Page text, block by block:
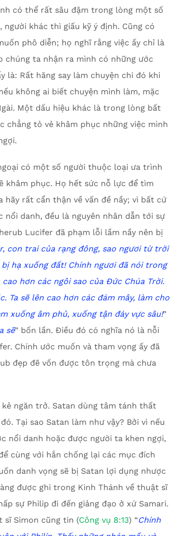
có thể rất sâu đậm trong lòng một số
khác thì giấu kỹ ý định. Cũng có
phô diễn; họ nghĩ rằng việc ấy chỉ là
chúng ta nhận ra mình có những ước
là: Rất hăng say làm chuyện chi đó khi
không ai biết chuyện mình làm, mặc
Một dấu hiệu khác là trong lòng bất
chẳng tỏ vẻ khâm phục những việc mình
có một số người thuộc loại ưa trình
khâm phục. Họ hết sức nỗ lực để tìm
hãy rất cẩn thận về vấn đề nầy; vì bất cứ
danh, đều là nguyên nhân dẫn tới sự
Lucifer đã phạm lỗi lầm nầy nên bị
con trai của rạng đông, sao ngươi từ trời
hạ xuống đất! Chính ngươi đã nói trong
cao hơn các ngôi sao của Đức Chúa Trời.
Ta sẽ lên cao hơn các đám mây, làm cho
xuống âm phủ, xuống tận đáy vực sâu!”
sẽ” bốn lần. Điều đó có nghĩa nó là nỗi
Chính ước muốn và tham vọng ấy đã
đẹp đẽ vốn được tôn trọng mà chưa
ngăn trở. Satan dùng tâm tánh thất
Tại sao Satan làm như vậy? Bởi vì nếu
nổi danh hoặc được người ta khen ngợi,
cùng với hắn chống lại các mục đích
danh vọng sẽ bị Satan lợi dụng nhược
được ghi trong Kinh Thánh về thuật sĩ
sự Philip đi đến giảng đạo ở xứ Samari.
sĩ Simon cũng tin (Công vụ 8:13) “Chính